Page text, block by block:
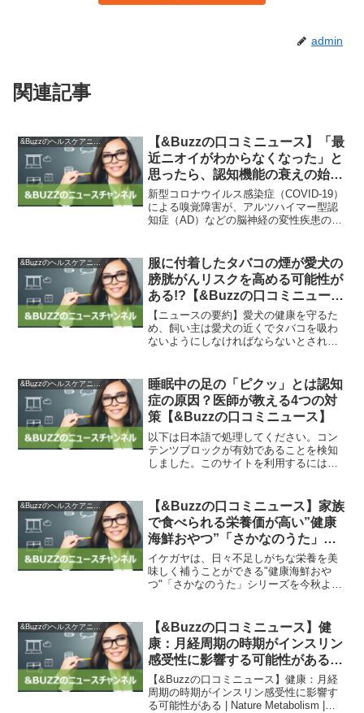
admin
関連記事
&Buzzのヘルスケアニュース
【&Buzzの口コミニュース】「最
近ニオイがわからなくなった」と
思ったら、認知機能の衰えの始ま
りかも？ – ニュース・コラム –
Yahoo!ファイナンス
新型コロナウイルス感染症（COVID-19）
による嗅覚障害が、アルツハイマー型認
知症（AD）などの脳神経の変性疾患の前
遺伝子のうち、最もリスクが高い
「APOEω4」...
&Buzzのヘルスケアニュース
服に付着したタバコの煙が愛犬の
膀胱がんリスクを高める可能性が
ある!?【&Buzzの口コミニュー
ス】
【ニュースの要約】愛犬の健康を守るた
め、飼い主は愛犬の近くでタバコを吸わ
ないようにしなければならないとされて
の煙にさらされたイヌは膀胱がんを発症
する確率が6倍も高いと報...
&Buzzのヘルスケアニュース
睡眠中の足の「ピクッ」とは認知
症の原因？医師が教える4つの対
策【&Buzzの口コミニュース】
以下は日本語で処理してください。コン
テンツブロックが有効であることを検知
しました。このサイトを利用するには、
ージを再読み込みしてください。※画像
はイメージです。<h2>...
&Buzzのヘルスケアニュース
【&Buzzの口コミニュース】家族
で食べられる栄養価が高い”健康
海鮮おやつ”「さかなのうた」に
ファミーパック登場 | ストレート
プレス：STRAIGHT PRESS – 流
行情報&トレンドニュースサイト
イケガヤは、日々不足しがちな栄養を美
味しく補うことができる"健康海鮮おや
つ"「さかなのうた」シリーズを今秋より
乾物食品、パン・お菓子の手作り材料の
事業を展開している。...
&Buzzのヘルスケアニュース
【&Buzzの口コミニュース】健
康：月経周期の時期がインスリン
感受性に影響する可能性がある |
Nature Metabolism | Nature
Portfolio
【&Buzzの口コミニュース】健康：月経
周期の時期がインスリン感受性に影響す
る可能性がある | Nature Metabolism |